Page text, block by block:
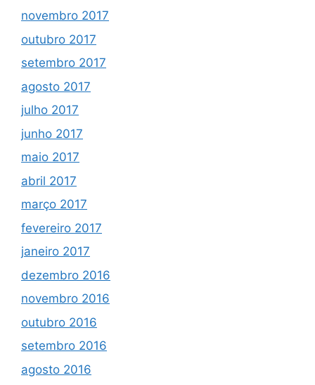
novembro 2017
outubro 2017
setembro 2017
agosto 2017
julho 2017
junho 2017
maio 2017
abril 2017
março 2017
fevereiro 2017
janeiro 2017
dezembro 2016
novembro 2016
outubro 2016
setembro 2016
agosto 2016